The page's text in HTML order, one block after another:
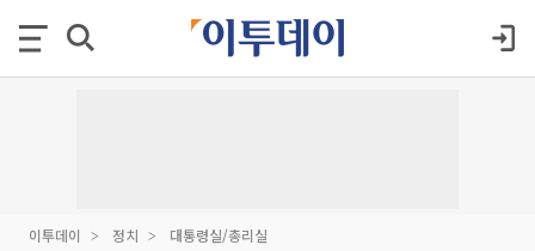
이투데이 정치 대통령실/총리실